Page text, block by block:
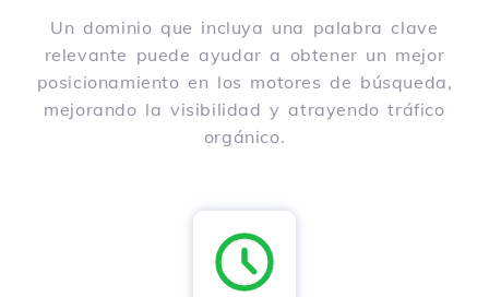
Un dominio que incluya una palabra clave
relevante puede ayudar a obtener un mejor
posicionamiento en los motores de búsqueda,
mejorando la visibilidad y atrayendo tráfico
orgánico.